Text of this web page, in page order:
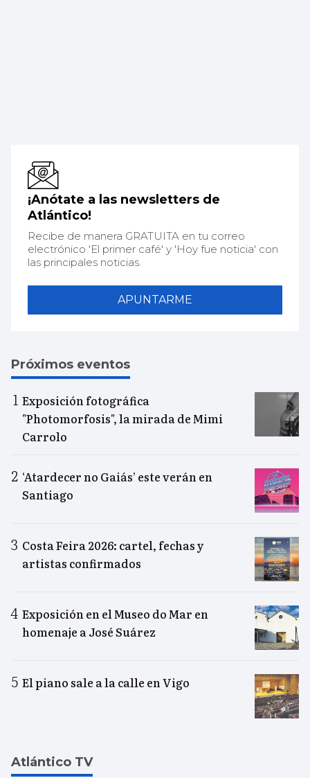
¡Anótate a las newsletters de
Atlántico!
Recibe de manera GRATUITA en tu correo
electrónico 'El primer café' y 'Hoy fue noticia' con
las principales noticias.
APUNTARME
Próximos eventos
Exposición fotográfica
"Photomorfosis", la mirada de Mimi
Carrolo
‘Atardecer no Gaiás’ este verán en
Santiago
Costa Feira 2026: cartel, fechas y
artistas confirmados
Exposición en el Museo do Mar en
homenaje a José Suárez
El piano sale a la calle en Vigo
Atlántico TV